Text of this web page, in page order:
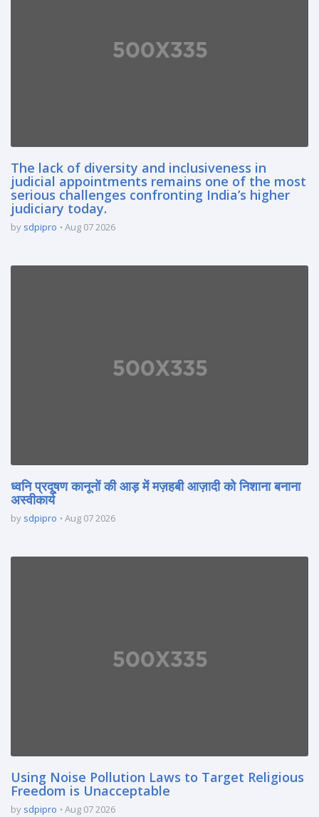
The lack of diversity and inclusiveness in
judicial appointments remains one of the most
serious challenges confronting India’s higher
judiciary today.
by sdpipro Aug 07 2026
ध्वनि प्रदूषण कानूनों की आड़ में मज़हबी आज़ादी को निशाना बनाना
अस्वीकार्य
by sdpipro Aug 07 2026
Using Noise Pollution Laws to Target Religious
Freedom is Unacceptable
by sdpipro Aug 07 2026